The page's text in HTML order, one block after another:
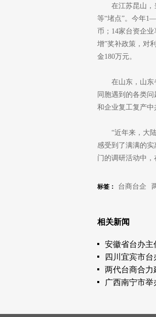
在江苏昆山，
等“堵点”。今年
币；14家台资企
增”奖补政策，对
金180万元。
在山东，山东
同胞遇到的各类
和企业复工复产中
“近年来，大
感受到了满满的
门的调研活动中，
标签：
台商台企
相关新闻
安徽省台办主
四川宜宾市
两代台商合力
广西南宁市